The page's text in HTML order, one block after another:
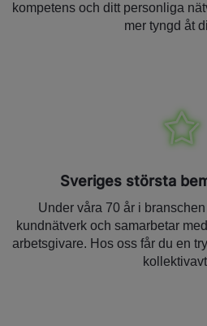
kompetens och ditt personliga
mer tyngd åt
Sveriges största
Under våra 70 år i
kundnätverk och samarbetar
arbetsgivare. Hos oss får du en